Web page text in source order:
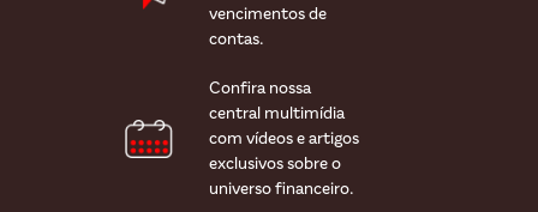
vencimentos de
contas.
Confira nossa
central multimídia
com vídeos e artigos
exclusivos sobre o
universo financeiro.